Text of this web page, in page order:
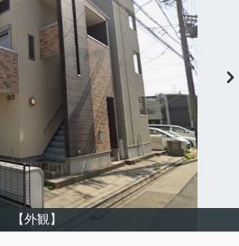
【外観】